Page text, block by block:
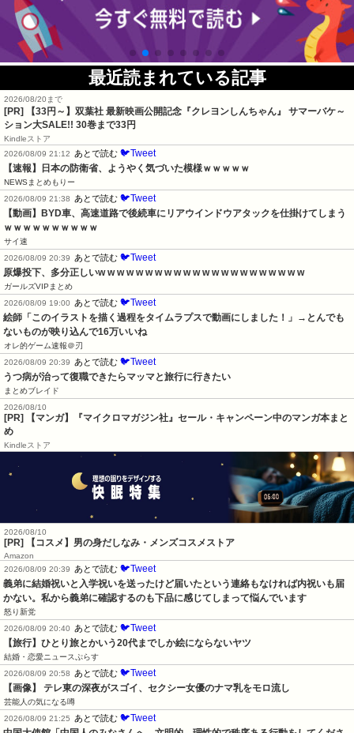
最近読まれている記事
2026/08/20まで
[PR]
【33円～】双葉社 最新映画公開記念『クレヨンしんちゃん』 サマーバケ～
ション大SALE!! 30巻まで33円
Kindleストア
2026/08/09 21:12
あとで読む 🐦Tweet
【速報】日本の防衛省、ようやく気づいた模様ｗｗｗｗｗ
NEWSまとめもりー
2026/08/09 21:38
あとで読む 🐦Tweet
【動画】BYD車、高速道路で後続車にリアウインドウアタックを仕掛けてしまう
ｗｗｗｗｗｗｗｗｗｗ
サイ速
2026/08/09 20:39
あとで読む 🐦Tweet
原爆投下、多分正しいw w w w w w w w w w w w w w w w w w w w w w
ガールズVIPまとめ
2026/08/09 19:00
あとで読む 🐦Tweet
絵師「このイラストを描く過程をタイムラプスで動画にしました！」→とんでも
ないものが映り込んで16万いいね
オレ的ゲーム速報＠刃
2026/08/09 20:39
あとで読む 🐦Tweet
うつ病が治って復職できたらマッマと旅行に行きたい
まとめブレイド
2026/08/10
[PR] 【マンガ】『マイクロマガジン社』セール・キャンペーン中のマンガ本まと
め
Kindleストア
2026/08/10
[PR] 【コスメ】男の身だしなみ・メンズコスメストア
Amazon
2026/08/09 20:39
あとで読む 🐦Tweet
義弟に結婚祝いと入学祝いを送ったけど届いたという連絡もなければ内祝いも届
かない。私から義弟に確認するのも下品に感じてしまって悩んでいます
怒り新党
2026/08/09 20:40
あとで読む 🐦Tweet
【旅行】ひとり旅とかいう20代までしか絵にならないヤツ
結婚・恋愛ニュースぷらす
2026/08/09 20:58
あとで読む 🐦Tweet
【画像】 テレ東の深夜がスゴイ、セクシー女優のナマ乳をモロ流し
芸能人の気になる噂
2026/08/09 21:25
あとで読む 🐦Tweet